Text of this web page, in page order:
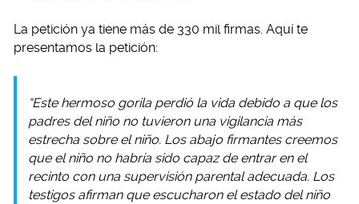
La petición ya tiene más de 330 mil firmas. Aquí te
presentamos la petición:
“Este hermoso gorila perdió la vida debido a que los
padres del niño no tuvieron una vigilancia más
estrecha sobre el niño. Los abajo firmantes creemos
que el niño no habría sido capaz de entrar en el
recinto con una supervisión parental adecuada. Los
testigos afirman que escucharon el estado del niño